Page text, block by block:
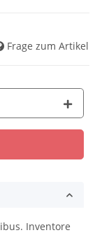
Frage zum Artikel
Inventore